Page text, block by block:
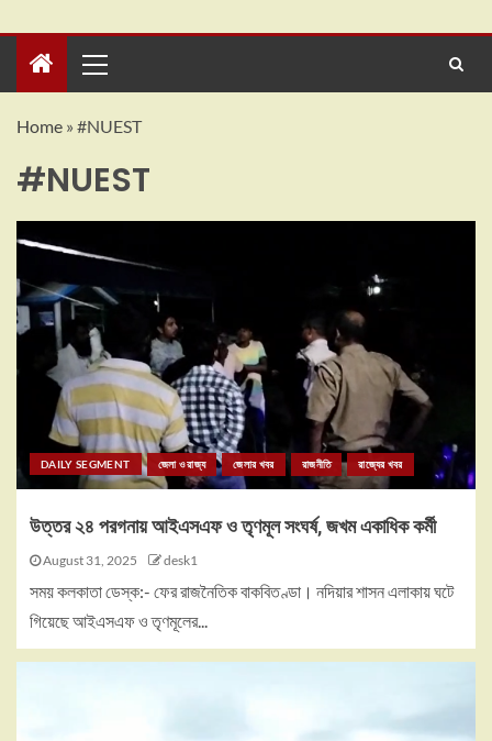
Home » #NUEST
#NUEST
DAILY SEGMENT জেলা ও রাজ্য জেলার খবর রাজনীতি রাজ্যের খবর
উত্তর ২৪ পরগনায় আইএসএফ ও তৃণমূল সংঘর্ষ, জখম একাধিক কর্মী
August 31, 2025 desk1
সময় কলকাতা ডেস্ক:- ফের রাজনৈতিক বাকবিতণ্ডা। নদিয়ার শাসন এলাকায় ঘটে
গিয়েছে আইএসএফ ও তৃণমূলের...